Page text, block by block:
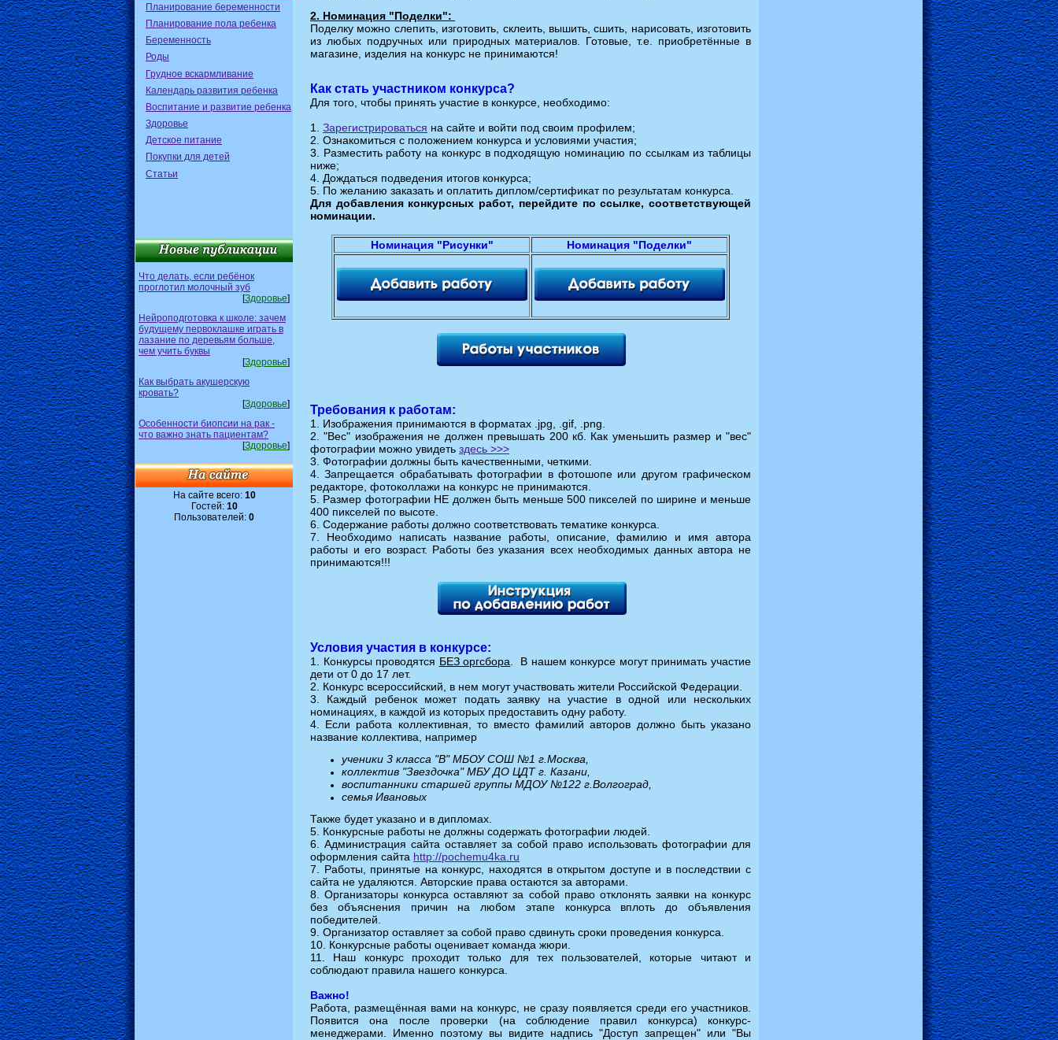
Планирование беременности
Планирование пола ребенка
Беременность
Роды
Грудное вскармливание
Календарь развития ребенка
Воспитание и развитие ребенка
Здоровье
Детское питание
Покупки для детей
Статьи
Что делать, если ребёнок
проглотил молочный зуб
[Здоровье]
Нейроподготовка к школе: зачем
будущему первоклашке играть в
лазание по деревьям больше,
чем учить буквы
[Здоровье]
Как выбрать акушерскую
кровать?
[Здоровье]
Особенности биопсии на рак -
что важно знать пациентам?
[Здоровье]
На сайте всего: 10
Гостей: 10
Пользователей: 0
2. Номинация "Поделки":
Поделку можно слепить, изготовить, склеить, вышить, сшить, нарисовать, изготовить
из любых подручных или природных материалов. Готовые, т.е. приобретённые в
магазине, изделия на конкурс не принимаются!
Как стать участником конкурса?
Для того, чтобы принять участие в конкурсе, необходимо:
1. Зарегистрироваться на сайте и войти под своим профилем;
2. Ознакомиться с положением конкурса и условиями участия;
3. Разместить работу на конкурс в подходящую номинацию по ссылкам из таблицы
ниже;
4. Дождаться подведения итогов конкурса;
5. По желанию заказать и оплатить диплом/сертификат по результатам конкурса.
Для добавления конкурсных работ, перейдите по ссылке, соответствующей
номинации.
Номинация "Рисунки" Номинация "Поделки"
Требования к работам:
1. Изображения принимаются в форматах .jpg, .gif, .png.
2. "Вес" изображения не должен превышать 200 кб. Как уменьшить размер и "вес"
фотографии можно увидеть здесь >>>
3. Фотографии должны быть качественными, четкими.
4. Запрещается обрабатывать фотографии в фотошопе или другом графическом
редакторе, фотоколлажи на конкурс не принимаются.
5. Размер фотографии НЕ должен быть меньше 500 пикселей по ширине и меньше
400 пикселей по высоте.
6. Содержание работы должно соответствовать тематике конкурса.
7. Необходимо написать название работы, описание, фамилию и имя автора
работы и его возраст. Работы без указания всех необходимых данных автора не
принимаются!!!
Условия участия в конкурсе:
1. Конкурсы проводятся БЕЗ оргсбора. В нашем конкурсе могут принимать участие
дети от 0 до 17 лет.
2. Конкурс всероссийский, в нем могут участвовать жители Российской Федерации.
3. Каждый ребенок может подать заявку на участие в одной или нескольких
номинациях, в каждой из которых предоставить одну работу.
4. Если работа коллективная, то вместо фамилий авторов должно быть указано
название коллектива, например
ученики 3 класса "В" МБОУ СОШ №1 г.Москва,
коллектив "Звездочка" МБУ ДО ЦДТ г. Казани,
воспитанники старшей группы МДОУ №122 г.Волгоград,
семья Ивановых
Также будет указано и в дипломах.
5. Конкурсные работы не должны содержать фотографии людей.
6. Администрация сайта оставляет за собой право использовать фотографии для
оформления сайта http://pochemu4ka.ru
7. Работы, принятые на конкурс, находятся в открытом доступе и в последствии с
сайта не удаляются. Авторские права остаются за авторами.
8. Организаторы конкурса оставляют за собой право отклонять заявки на конкурс
без объяснения причин на любом этапе конкурса вплоть до объявления
победителей.
9. Организатор оставляет за собой право сдвинуть сроки проведения конкурса.
10. Конкурсные работы оценивает команда жюри.
11. Наш конкурс проходит только для тех пользователей, которые читают и
соблюдают правила нашего конкурса.
Важно!
Работа, размещённая вами на конкурс, не сразу появляется среди его участников.
Появится она после проверки (на соблюдение правил конкурса) конкурс-
менеджерами. Именно поэтому вы видите надпись "Доступ запрещен" или "Вы